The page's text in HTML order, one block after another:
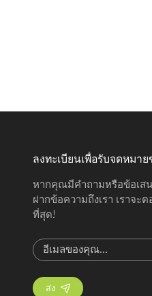
ลงทะเบียนเพื่อรับจดหมาย
หากคุณมีคำถามหรือข้อเส
ฝากข้อความถึงเรา เราจะ
ที่สุด!
ส่ง